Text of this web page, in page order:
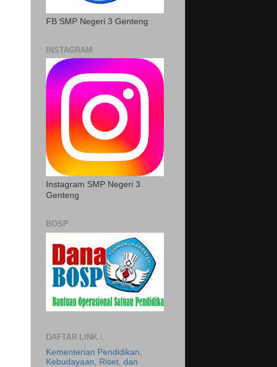
FB SMP Negeri 3 Genteng
INSTAGRAM
Instagram SMP Negeri 3
Genteng
BOSP
DAFTAR LINK :
Kementerian Pendidikan,
Kebudayaan, Riset, dan